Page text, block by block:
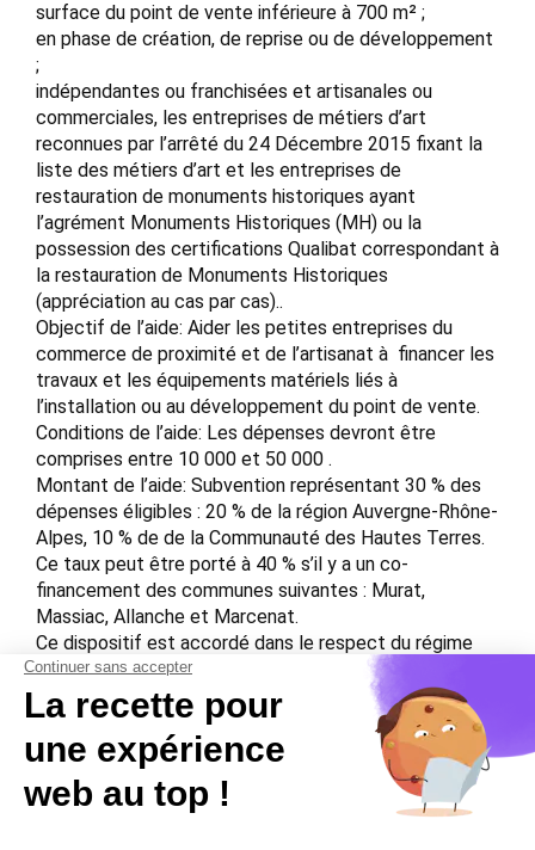
surface du point de vente inférieure à 700 m² ;
en phase de création, de reprise ou de développement
;
indépendantes ou franchisées et artisanales ou
commerciales, les entreprises de métiers d’art
reconnues par l’arrêté du 24 Décembre 2015 fixant la
liste des métiers d’art et les entreprises de
restauration de monuments historiques ayant
l’agrément Monuments Historiques (MH) ou la
possession des certifications Qualibat correspondant à
la restauration de Monuments Historiques
(appréciation au cas par cas)..
Objectif de l’aide: Aider les petites entreprises du
commerce de proximité et de l’artisanat à financer les
travaux et les équipements matériels liés à
l’installation ou au développement du point de vente.
Conditions de l’aide: Les dépenses devront être
comprises entre 10 000 et 50 000 .
Montant de l’aide: Subvention représentant 30 % des
dépenses éligibles : 20 % de la région Auvergne-Rhône-
Alpes, 10 % de de la Communauté des Hautes Terres.
Ce taux peut être porté à 40 % s’il y a un co-
financement des communes suivantes : Murat,
Massiac, Allanche et Marcenat.
Ce dispositif est accordé dans le respect du régime
européen d’exemption par catégorie ‘de minimis’ qui
limite à 200 000  sur 3 exercices consécutifs le
montant total d’aides publiques accordé par
entreprise.